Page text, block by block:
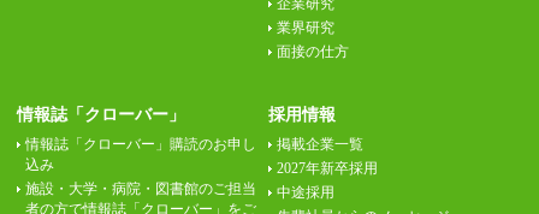
企業研究
業界研究
面接の仕方
情報誌「クローバー」
情報誌「クローバー」購読のお申し
込み
施設・大学・病院・図書館のご担当
者の方で情報誌「クローバー」をご
採用情報
掲載企業一覧
2027年新卒採用
中途採用